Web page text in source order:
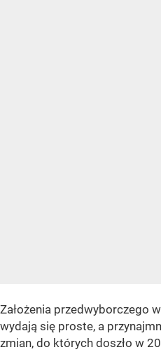
Założenia przedwyborczego
wydają się proste, a
zmian, do których doszło w